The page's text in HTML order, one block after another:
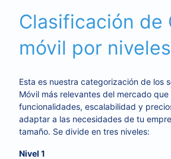
Clasificación de
móvil por niveles
Esta es nuestra categorización de los
Móvil más relevantes del mercado
funcionalidades, escalabilidad y
adaptar a las necesidades de tu
tamaño. Se divide en tres niveles:
Nivel 1